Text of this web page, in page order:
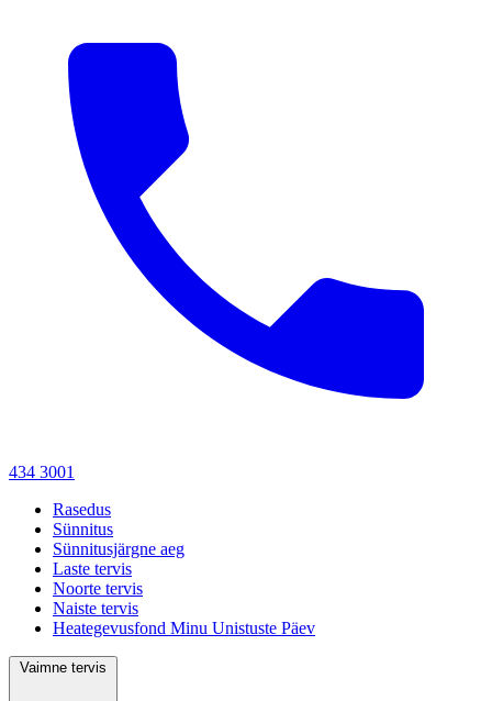
434 3001
Rasedus
Sünnitus
Sünnitusjärgne aeg
Laste tervis
Noorte tervis
Naiste tervis
Heategevusfond Minu Unistuste Päev
Vaimne tervis